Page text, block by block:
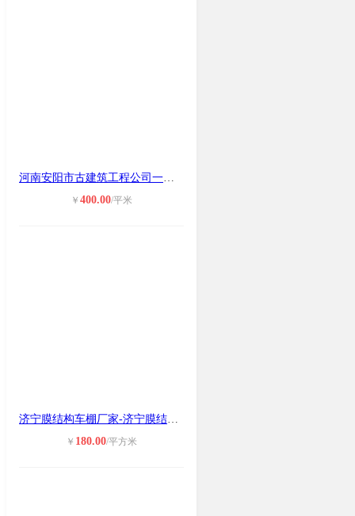
河南安阳市古建筑工程公司一级施工、
￥ 400.00/平米
济宁膜结构车棚厂家-济宁膜结构充电
￥ 180.00/平方米